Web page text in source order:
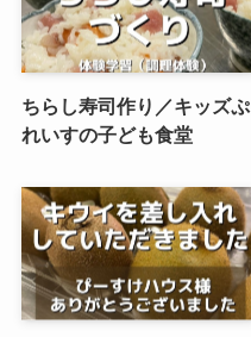
ちらし寿司作り／キッズぷ
れいすの子ども食堂